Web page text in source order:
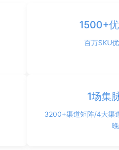
1500+
百万SKU
1场集
3200+渠道矩阵/4大渠